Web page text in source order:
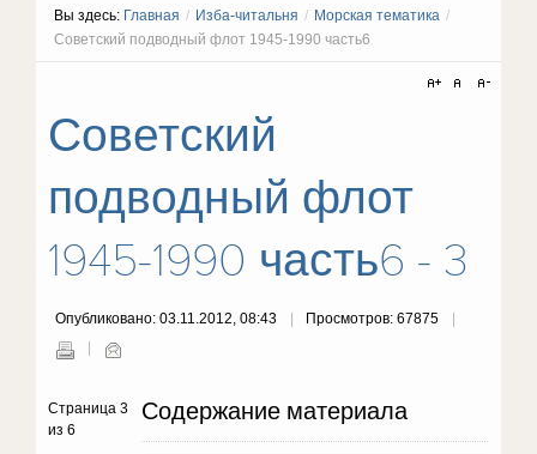
Вы здесь: Главная / Изба-читальня / Морская тематика /
Советский подводный флот 1945-1990 часть6
Советский
подводный флот
1945-1990 часть6 - 3
Опубликовано: 03.11.2012, 08:43 Просмотров: 67875
Содержание материала
Страница 3
из 6